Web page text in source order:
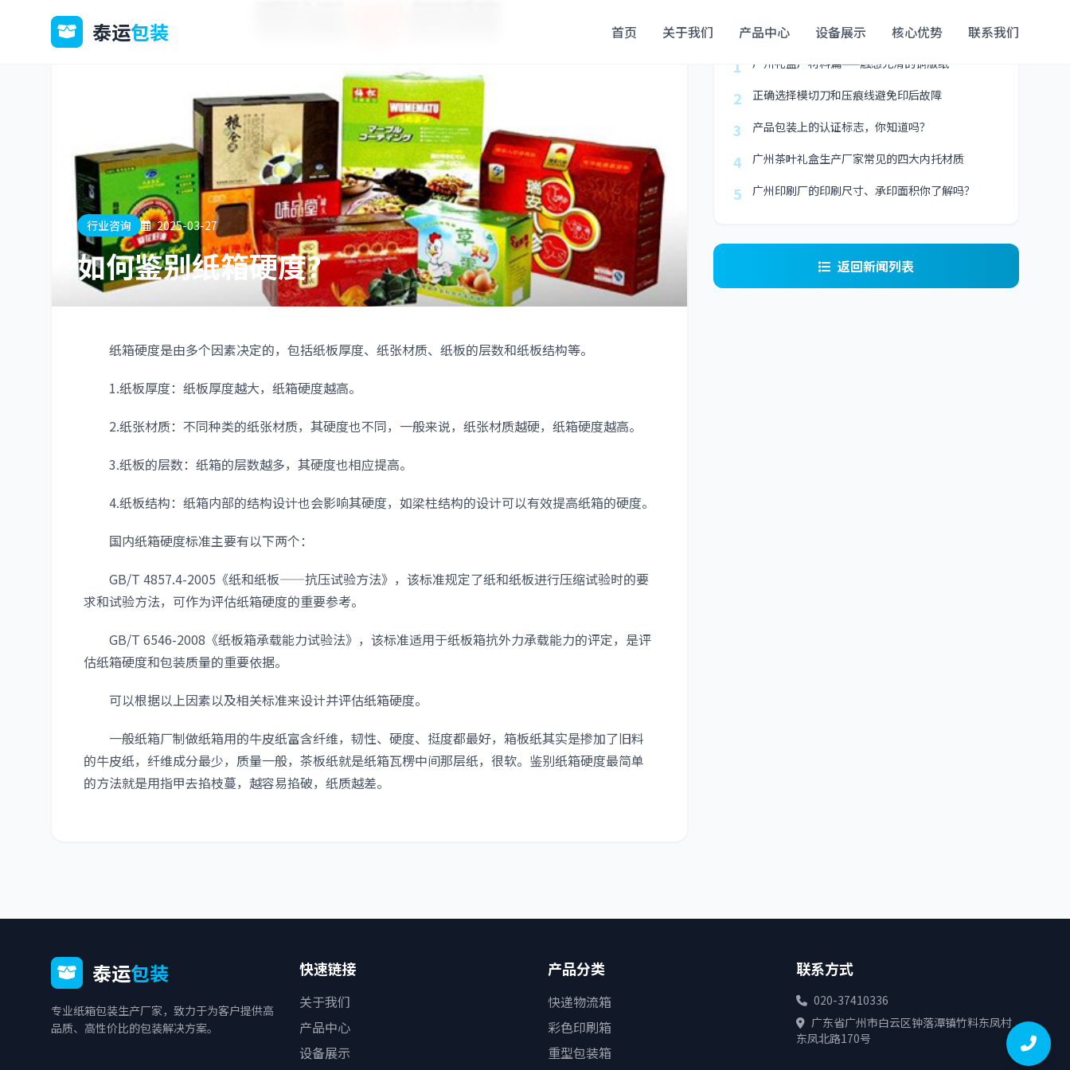
泰运包装 首页 关于我们 产品中心 设备展示 核心优势 联系我们
行业咨询 2025-03-27
如何鉴别纸箱硬度？
纸箱硬度是由多个因素决定的，包括纸板厚度、纸张材质、纸板的层数和纸板结构等。
1.纸板厚度：纸板厚度越大，纸箱硬度越高。
2.纸张材质：不同种类的纸张材质，其硬度也不同，一般来说，纸张材质越硬，纸箱硬度越高。
3.纸板的层数：纸箱的层数越多，其硬度也相应提高。
4.纸板结构：纸箱内部的结构设计也会影响其硬度，如梁柱结构的设计可以有效提高纸箱的硬度。
国内纸箱硬度标准主要有以下两个：
GB/T 4857.4-2005《纸和纸板——抗压试验方法》，该标准规定了纸和纸板进行压缩试验时的要
求和试验方法，可作为评估纸箱硬度的重要参考。
GB/T 6546-2008《纸板箱承载能力试验法》，该标准适用于纸板箱抗外力承载能力的评定，是评
估纸箱硬度和包装质量的重要依据。
可以根据以上因素以及相关标准来设计并评估纸箱硬度。
一般纸箱厂制做纸箱用的牛皮纸富含纤维，韧性、硬度、挺度都最好，箱板纸其实是掺加了旧料
的牛皮纸，纤维成分最少，质量一般，茶板纸就是纸箱瓦楞中间那层纸，很软。鉴别纸箱硬度最简单
的方法就是用指甲去掐枝蔓，越容易掐破，纸质越差。
最新
1
广州礼盒厂材料篇——触感光滑的铜版纸
2 正确选择模切刀和压痕线避免印后故障
3 产品包装上的认证标志，你知道吗？
4 广州茶叶礼盒生产厂家常见的四大内托材质
5 广州印刷厂的印刷尺寸、承印面积你了解吗？
返回新闻列表
泰运包装
专业纸箱包装生产厂家，致力于为客户提供高
品质、高性价比的包装解决方案。
快速链接
关于我们
产品中心
设备展示
产品分类
快递物流箱
彩色印刷箱
重型包装箱
联系方式
020-37410336
广东省广州市白云区钟落潭镇竹料东凤村
东凤北路170号